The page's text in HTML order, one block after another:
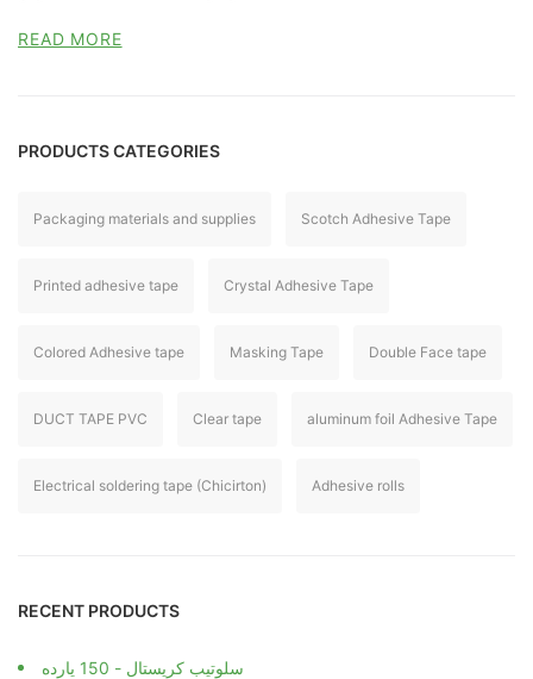
READ MORE
PRODUCTS CATEGORIES
Packaging materials and supplies Scotch Adhesive Tape
Printed adhesive tape Crystal Adhesive Tape
Colored Adhesive tape Masking Tape Double Face tape
DUCT TAPE PVC Clear tape aluminum foil Adhesive Tape
Electrical soldering tape (Chicirton) Adhesive rolls
RECENT PRODUCTS
سلوتيب كريستال - 150 يارده